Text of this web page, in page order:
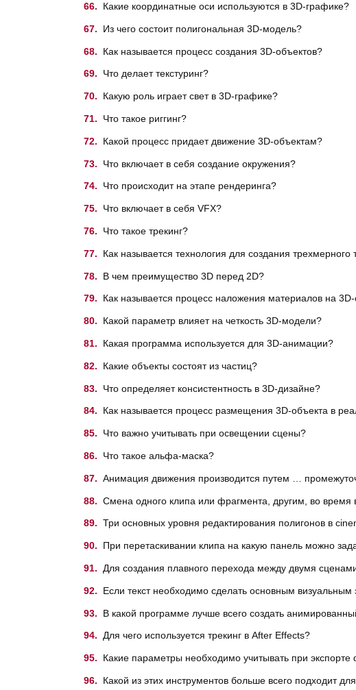
Какие координатные оси используются в 3D-графике?
Из чего состоит полигональная 3D-модель?
Как называется процесс создания 3D-объектов?
Что делает текстуринг?
Какую роль играет свет в 3D-графике?
Что такое риггинг?
Какой процесс придает движение 3D-объектам?
Что включает в себя создание окружения?
Что происходит на этапе рендеринга?
Что включает в себя VFX?
Что такое трекинг?
Как называется технология для создания трехмерного
В чем преимущество 3D перед 2D?
Как называется процесс наложения материалов на
Какой параметр влияет на четкость 3D-модели?
Какая программа используется для 3D-анимации?
Какие объекты состоят из частиц?
Что определяет консистентность в 3D-дизайне?
Как называется процесс размещения 3D-объекта в
Что важно учитывать при освещении сцены?
Что такое альфа-маска?
Анимация движения производится путем …
Смена одного клипа или фрагмента, другим, во время
Три основных уровня редактирования полигонов в
При перетаскивании клипа на какую панель можно
Для создания плавного перехода между двумя
Если текст необходимо сделать основным
В какой программе лучше всего создать
Для чего используется трекинг в After Effects?
Какие параметры необходимо учитывать при экспорте
Какой из этих инструментов больше всего подходит